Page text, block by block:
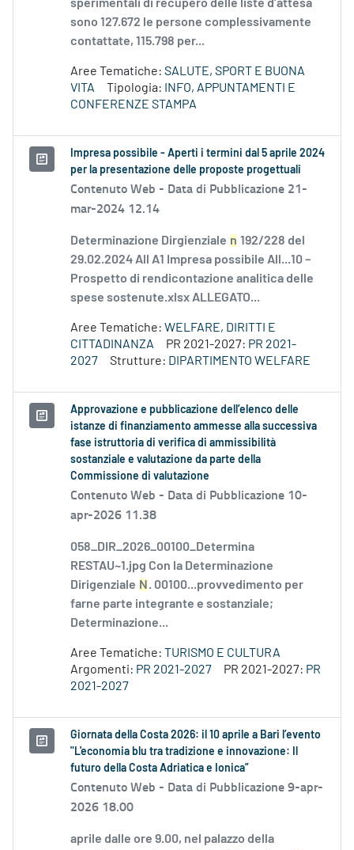
sperimentali di recupero delle liste d’attesa
sono 127.672 le persone complessivamente
contattate, 115.798 per...
Aree Tematiche: SALUTE, SPORT E BUONA
VITA
Tipologia:
INFO, APPUNTAMENTI E
CONFERENZE STAMPA
Impresa possibile - Aperti i termini dal 5 aprile 2024
per la presentazione delle proposte progettuali
Contenuto Web - Data di Pubblicazione 21-
mar-2024 12.14
Determinazione Dirgienziale n 192/228 del
29.02.2024 All A1 Impresa possibile All...10 –
Prospetto di rendicontazione analitica delle
spese sostenute.xlsx ALLEGATO...
Aree Tematiche: WELFARE, DIRITTI E
CITTADINANZA
PR 2021-2027: PR 2021-
2027
Strutture: DIPARTIMENTO WELFARE
Approvazione e pubblicazione dell’elenco delle
istanze di finanziamento ammesse alla successiva
fase istruttoria di verifica di ammissibilità
sostanziale e valutazione da parte della
Commissione di valutazione
Contenuto Web - Data di Pubblicazione 10-
apr-2026 11.38
058_DIR_2026_00100_Determina
RESTAU~1.jpg Con la Determinazione
Dirigenziale N . 00100...provvedimento per
farne parte integrante e sostanziale;
Determinazione...
Aree Tematiche: TURISMO E CULTURA
Argomenti: PR 2021-2027 PR 2021-2027: PR
2021-2027
Giornata della Costa 2026: il 10 aprile a Bari l’evento
"L'economia blu tra tradizione e innovazione: Il
futuro della Costa Adriatica e Ionica”
Contenuto Web - Data di Pubblicazione 9-apr-
2026 18.00
aprile dalle ore 9.00, nel palazzo della